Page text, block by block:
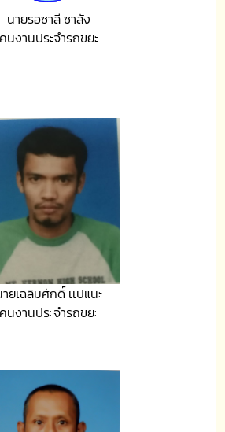
นายรอซาลี ซาลัง
คนงานประจำรถขยะ
ยเฉลิมศักดิ์ เเปแนะ
คนงานประจำรถขยะ